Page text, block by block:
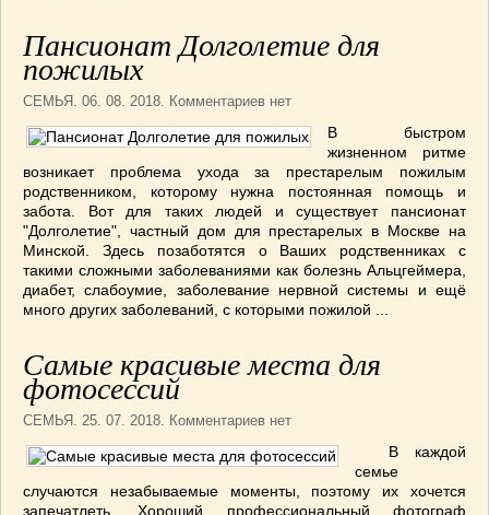
ДЕТСКОЕ МЕНЮ(1)
ЛАЙФХАК(23)
МОДА (102)
РЕМОНТ(28)
японская кухня(1)
Пансионат Долголетие для
пожилых
СЕМЬЯ . 06. 08. 2018. Комментариев нет
В быстром
жизненном ритме
возникает проблема ухода за престарелым пожилым
родственником, которому нужна постоянная помощь и
забота. Вот для таких людей и существует пансионат
"Долголетие", частный дом для престарелых в Москве на
Минской. Здесь позаботятся о Ваших родственниках с
такими сложными заболеваниями как болезнь Альцгеймера,
диабет, слабоумие, заболевание нервной системы и ещё
много других заболеваний, с которыми пожилой ...
Самые красивые места для
фотосессий
СЕМЬЯ . 25. 07. 2018. Комментариев нет
В каждой
семье
случаются незабываемые моменты, поэтому их хочется
запечатлеть. Хороший профессиональный фотограф